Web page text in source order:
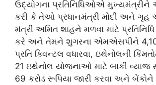
ઉદ્યોગના પ્રતિનિધિઓએ મુખ્યમંત્રીને
કરી કે તેઓ પ્રધાનમંત્રી મોદી અને ગૃહ
મંત્રી અમિત શાહને મળવા માટે
કરે અને તેમને શુગરના એમએસપીને
પ્રતિ ક્વિન્ટલ વધારવા, ઇથેનોલની
21 ઇથેનોલ યોજનાઓ માટે બાકી વ્યાજ
69 કરોડ રૂપિયા જારી કરવા અને